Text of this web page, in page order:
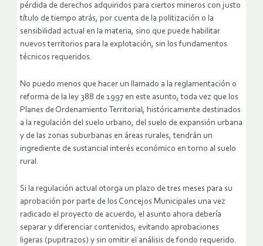
pérdida de derechos adquiridos para ciertos mineros con justo
título de tiempo atrás, por cuenta de la politización o la
sensibilidad actual en la materia, sino que puede habilitar
nuevos territorios para la explotación, sin los fundamentos
técnicos requeridos.
No puedo menos que hacer un llamado a la reglamentación o
reforma de la ley 388 de 1997 en este asunto, toda vez que los
Planes de Ordenamiento Territorial, históricamente destinados
a la regulación del suelo urbano, del suelo de expansión urbana
y de las zonas suburbanas en áreas rurales, tendrán un
ingrediente de sustancial interés económico en torno al suelo
rural.
Si la regulación actual otorga un plazo de tres meses para su
aprobación por parte de los Concejos Municipales una vez
radicado el proyecto de acuerdo, el asunto ahora debería
separar y diferenciar contenidos, evitando aprobaciones
ligeras (pupitrazos) y sin omitir el análisis de fondo requerido.